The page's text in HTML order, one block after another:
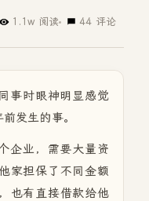
1.1w 阅读 44 评论
事时眼神明显感觉
发生的事。
企业，需要大量资
家担保了不同金额
也有直接借款给他